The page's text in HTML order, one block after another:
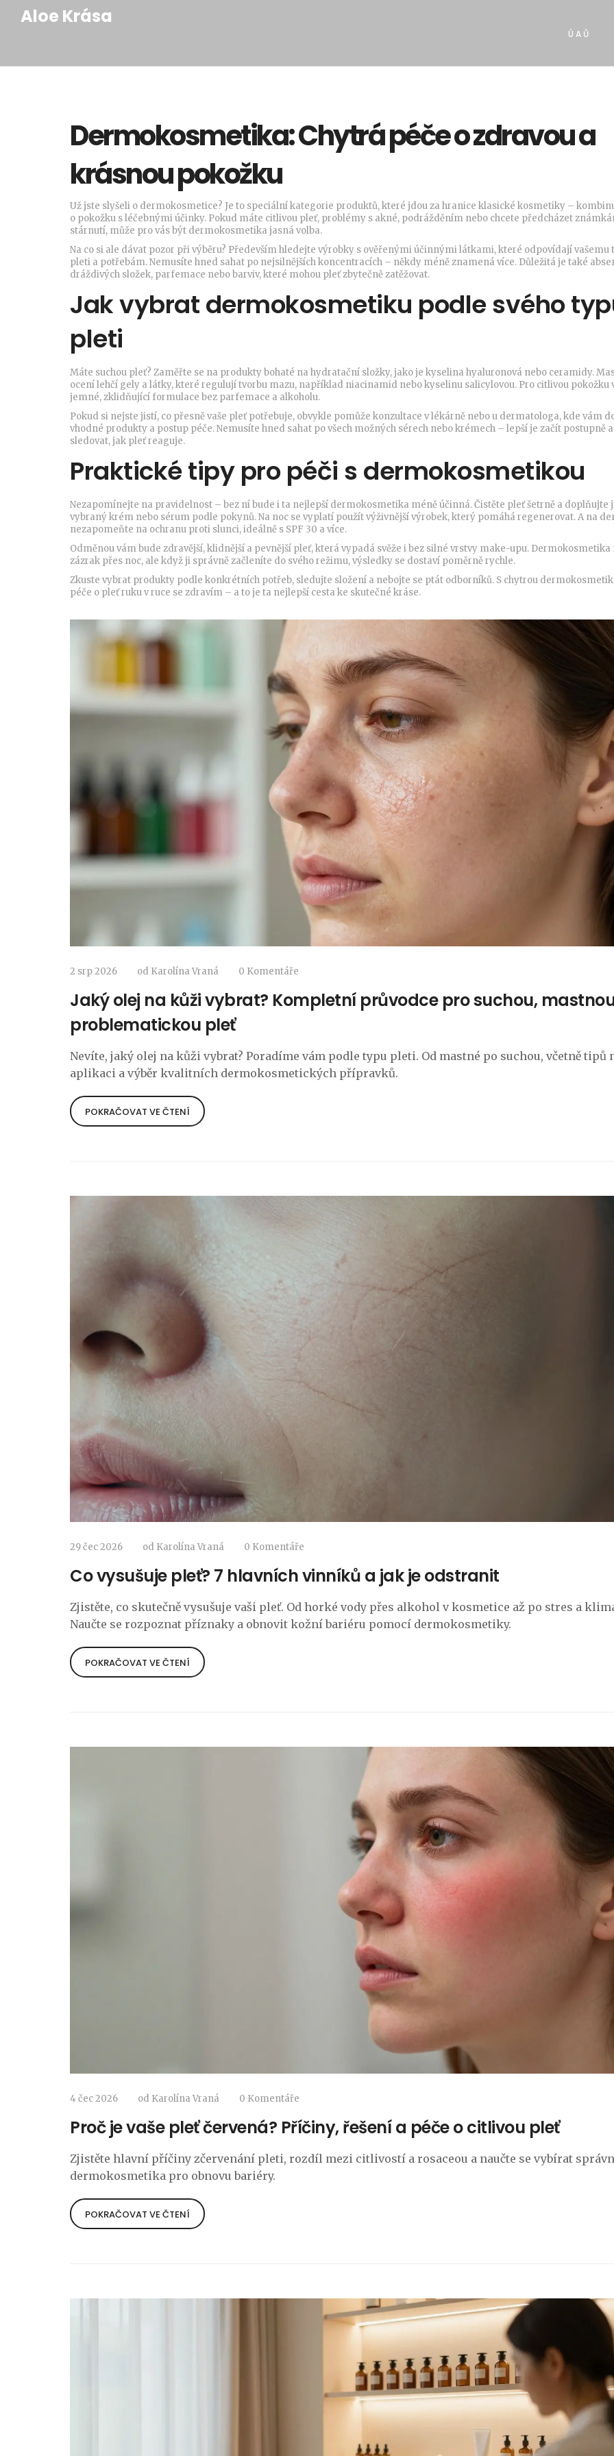
Aloe Krása
Ú A Ů
Dermokosmetika: Chytrá péče o zdravou a
krásnou pokožku
Už jste slyšeli o dermokosmetice? Je to speciální kategorie produktů, které jdou za hranice klasické kosmetiky –
o pokožku s léčebnými účinky. Pokud máte citlivou pleť, problémy s akné, podrážděním nebo chcete předcházet
stárnutí, může pro vás být dermokosmetika jasná volba.
Na co si ale dávat pozor při výběru? Především hledejte výrobky s ověřenými účinnými látkami, které odpovídají vašemu
pleti a potřebám. Nemusíte hned sahat po nejsilnějších koncentracích – někdy méně znamená více. Důležitá je také
dráždivých složek, parfemace nebo barviv, které mohou pleť zbytečně zatěžovat.
Jak vybrat dermokosmetiku podle svého
pleti
Máte suchou pleť? Zaměřte se na produkty bohaté na hydratační složky, jako je kyselina hyaluronová nebo ceramidy.
ocení lehčí gely a látky, které regulují tvorbu mazu, například niacinamid nebo kyselinu salicylovou. Pro citlivou pokožku
jemné, zklidňující formulace bez parfemace a alkoholu.
Pokud si nejste jistí, co přesně vaše pleť potřebuje, obvykle pomůže konzultace v lékárně nebo u dermatologa, kde vám
vhodné produkty a postup péče. Nemusíte hned sahat po všech možných sérech nebo krémech – lepší je začít postupně a
sledovat, jak pleť reaguje.
Praktické tipy pro péči s dermokosmetikou
Nezapomínejte na pravidelnost – bez ní bude i ta nejlepší dermokosmetika méně účinná. Čistěte pleť šetrně a doplňujte
vybraný krém nebo sérum podle pokynů. Na noc se vyplatí použít výživnější výrobek, který pomáhá regenerovat. A na
nezapomeňte na ochranu proti slunci, ideálně s SPF 30 a více.
Odměnou vám bude zdravější, klidnější a pevnější pleť, která vypadá svěže i bez silné vrstvy make-upu. Dermokosmetika
zázrak přes noc, ale když ji správně začleníte do svého režimu, výsledky se dostaví poměrně rychle.
Zkuste vybrat produkty podle konkrétních potřeb, sledujte složení a nebojte se ptát odborníků. S chytrou
péče o pleť ruku v ruce se zdravím – a to je ta nejlepší cesta ke skutečné kráse.
2 srp 2026 od Karolína Vraná 0 Komentáře
Jaký olej na kůži vybrat? Kompletní průvodce pro suchou,
problematickou pleť
Nevíte, jaký olej na kůži vybrat? Poradíme vám podle typu pleti. Od mastné po suchou, včetně tipů
aplikaci a výběr kvalitních dermokosmetických přípravků.
POKRAČOVAT VE ČTENÍ
29 čec 2026 od Karolína Vraná 0 Komentáře
Co vysušuje pleť? 7 hlavních vinníků a jak je odstranit
Zjistěte, co skutečně vysušuje vaši pleť. Od horké vody přes alkohol v kosmetice až po stres a
Naučte se rozpoznat příznaky a obnovit kožní bariéru pomocí dermokosmetiky.
POKRAČOVAT VE ČTENÍ
4 čec 2026 od Karolína Vraná 0 Komentáře
Proč je vaše pleť červená? Příčiny, řešení a péče o citlivou pleť
Zjistěte hlavní příčiny zčervenání pleti, rozdíl mezi citlivostí a rosaceou a naučte se vybírat
dermokosmetika pro obnovu bariéry.
POKRAČOVAT VE ČTENÍ